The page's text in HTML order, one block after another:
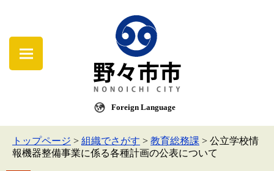
Foreign Language
トップページ > 組織でさがす > 教育総務課 > 公立学校情
報機器整備事業に係る各種計画の公表について